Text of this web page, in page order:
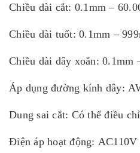
Chiều dài cắt: 0.1mm –
Chiều dài tuốt: 0.1mm –
Chiều dài dây xoắn: 0.1mm
Áp dụng đường kính dây:
Dung sai cắt: Có thể điều
Điện áp hoạt động: